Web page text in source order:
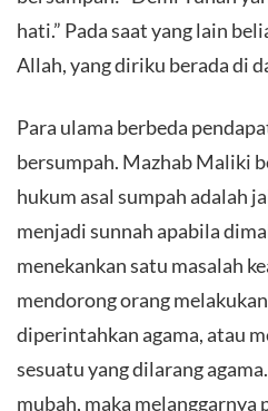
hati.” Pada saat yang lain
Allah, yang diriku berada di
Para ulama berbeda
bersumpah. Mazhab Maliki
hukum asal sumpah adalah
menjadi sunnah apabila
menekankan satu masalah
mendorong orang
diperintahkan agama, atau
sesuatu yang dilarang
mubah, maka melanggarnya